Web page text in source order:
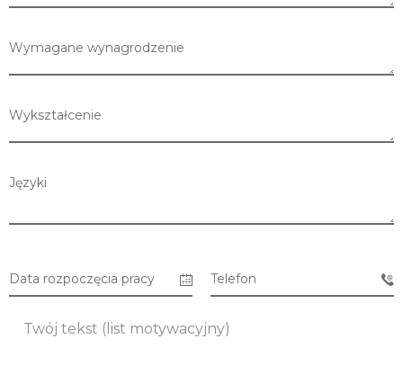
Lista sklepów
Lista CH
Wymagane wynagrodzenie
Wykształcenie
Języki
Data rozpoczęcia pracy Telefon